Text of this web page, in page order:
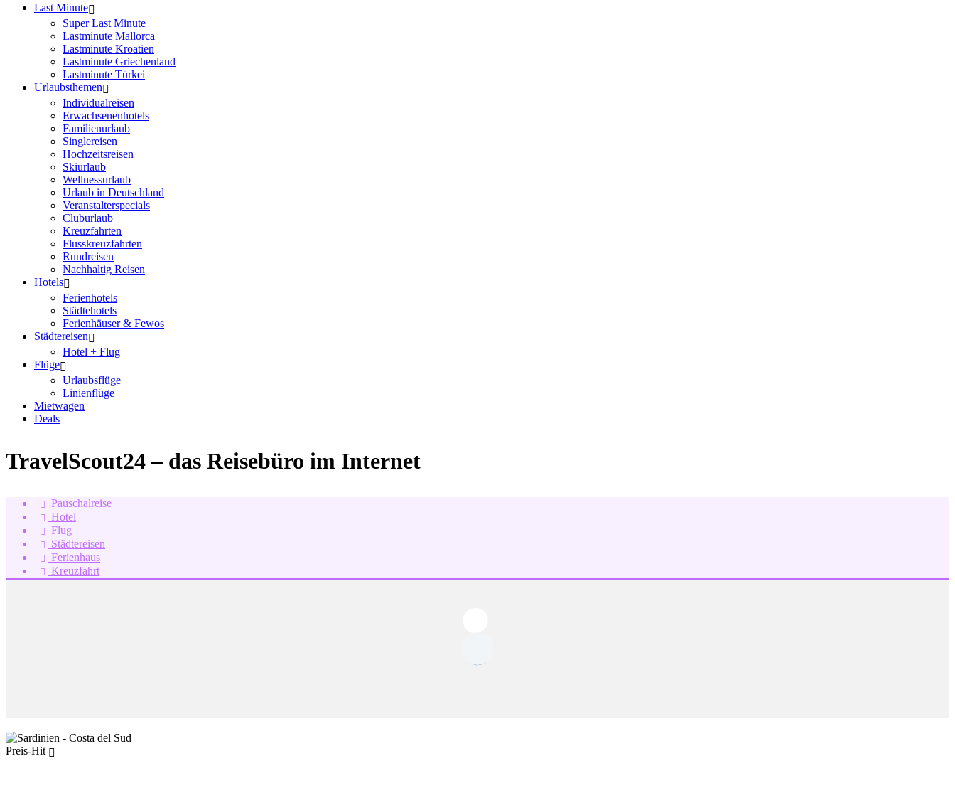
Last Minute
Super Last Minute
Lastminute Mallorca
Lastminute Kroatien
Lastminute Griechenland
Lastminute Türkei
Urlaubsthemen
Individualreisen
Erwachsenenhotels
Familienurlaub
Singlereisen
Hochzeitsreisen
Skiurlaub
Wellnessurlaub
Urlaub in Deutschland
Veranstalterspecials
Cluburlaub
Kreuzfahrten
Flusskreuzfahrten
Rundreisen
Nachhaltig Reisen
Hotels
Ferienhotels
Städtehotels
Ferienhäuser & Fewos
Städtereisen
Hotel + Flug
Flüge
Urlaubsflüge
Linienflüge
Mietwagen
Deals
TravelScout24 – das Reisebüro im Internet
Pauschalreise
Hotel
Flug
Städtereisen
Ferienhaus
Kreuzfahrt
Preis-Hit